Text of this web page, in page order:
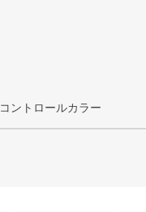
コントロールカラー